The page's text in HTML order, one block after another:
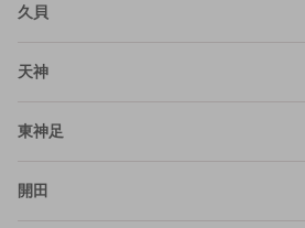
久貝
天神
東神足
開田